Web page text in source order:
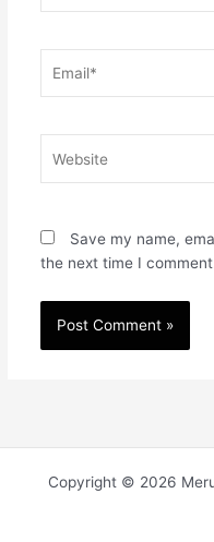
Save my name,
the next time I
Copyright © 2026